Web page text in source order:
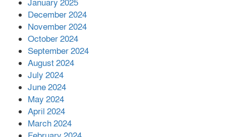
আহত ৪০
January 2025
December 2024
November 2024
October 2024
September 2024
August 2024
July 2024
June 2024
May 2024
April 2024
March 2024